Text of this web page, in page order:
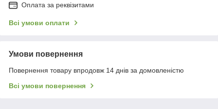
Оплата за реквізитами
Всі умови оплати
Умови повернення
Повернення товару впродовж 14 днів за домовленістю
Всі умови повернення